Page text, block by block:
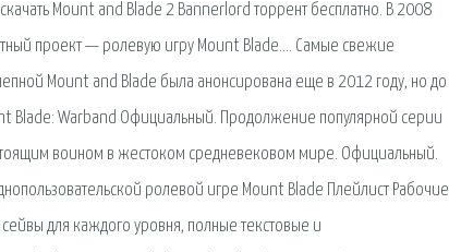
Mount and Blade 2 Bannerlord торрент бесплатно. В 2008
проект — ролевую игру Mount Blade…. Самые свежие
Mount and Blade была анонсирована еще в 2012 году, но до
Blade: Warband Официальный. Продолжение популярной серии
воином в жестоком средневековом мире. Официальный.
ролевой игре Mount Blade Плейлист Рабочие
для каждого уровня, полные текстовые и